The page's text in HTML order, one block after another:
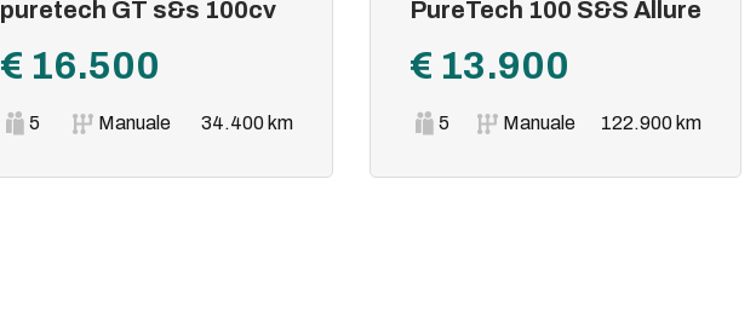
puretech GT s&s 100cv
€ 16.500
5 Manuale 34.400 km
PureTech 100 S&S Allure
€ 13.900
5 Manuale 122.900 km